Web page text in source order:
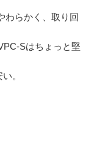
わらかく、取り回
Sはちょっと堅
。